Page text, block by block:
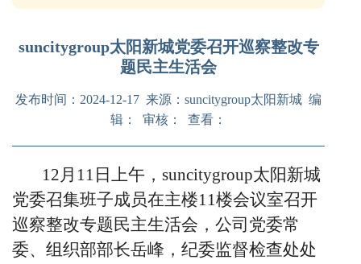
suncitygroup太阳新城党委召开巡察整改专
题民主生活会
发布时间：2024-12-17 来源：suncitygroup太阳新城 编
辑： 审核： 查看：
12月11日上午， suncitygroup太阳新城
党委召集班子成员在主楼11楼会议室召开
巡察整改专题民主生活会，公司党委常
委、组织部部长岳峰，纪委监督检查处处